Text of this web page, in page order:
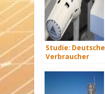
Studie: Deutsche
Verbraucher
Hunderte Euro
an Heizkosten